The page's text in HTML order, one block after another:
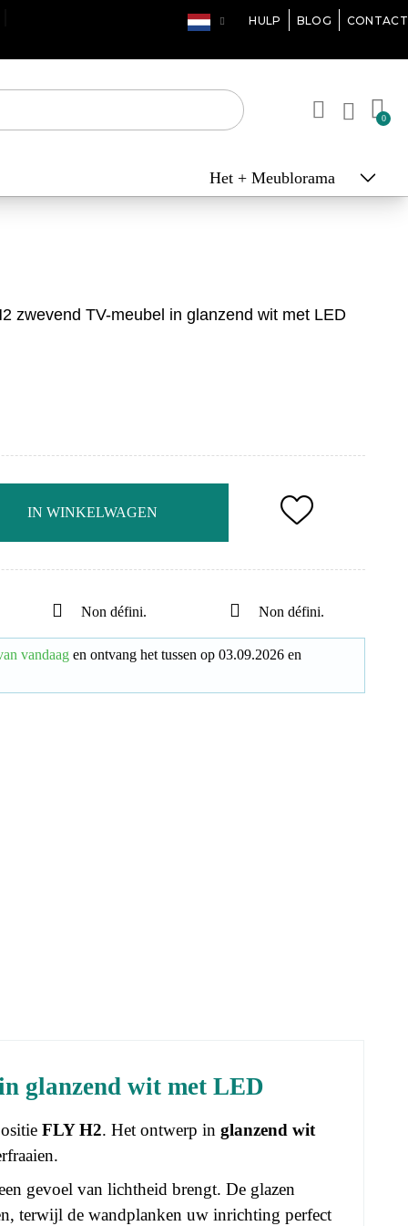
HULP BLOG CONTACT
Het + Meublorama
zwevend TV-meubel in glanzend wit met LED
IN WINKELWAGEN
Non défini. Non défini.
vandaag en ontvang het tussen op 03.09.2026 en
glanzend wit met LED
FLY H2. Het ontwerp in glanzend wit
gevoel van lichtheid brengt. De glazen
terwijl de wandplanken uw inrichting perfect